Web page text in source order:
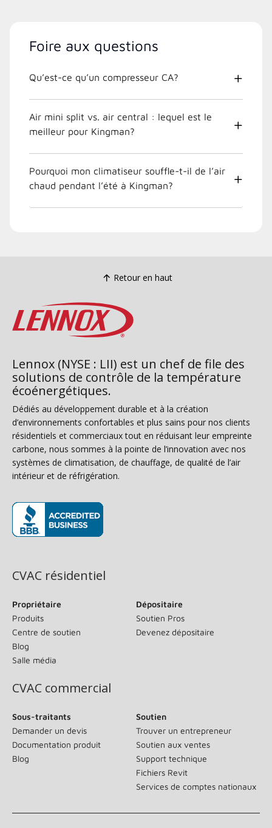
Foire aux questions
Qu’est-ce qu’un compresseur CA?
Air mini split vs. air central : lequel est le
meilleur pour Kingman?
Pourquoi mon climatiseur souffle-t-il de l’air
chaud pendant l’été à Kingman?
Retour en haut
Lennox (NYSE : LII) est un chef de file des
solutions de contrôle de la température
écoénergétiques.
Dédiés au développement durable et à la création
d’environnements confortables et plus sains pour nos clients
résidentiels et commerciaux tout en réduisant leur empreinte
carbone, nous sommes à la pointe de l’innovation avec nos
systèmes de climatisation, de chauffage, de qualité de l’air
intérieur et de réfrigération.
CVAC résidentiel
Propriétaire
Produits
Centre de soutien
Blog
Salle média
Dépositaire
Soutien Pros
Devenez dépositaire
CVAC commercial
Sous-traitants
Demander un devis
Documentation produit
Blog
Soutien
Trouver un entrepreneur
Soutien aux ventes
Support technique
Fichiers Revit
Services de comptes nationaux